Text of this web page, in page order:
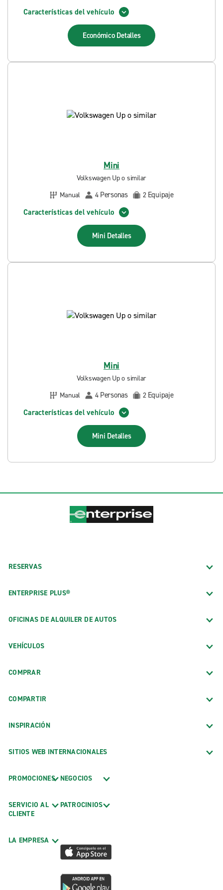
Características del vehículo
Económico Detalles
Mini
Volkswagen Up o similar
Manual
4 Personas 2 Equipaje
Características del vehículo
Mini Detalles
Mini
Volkswagen Up o similar
Manual
4 Personas 2 Equipaje
Características del vehículo
Mini Detalles
RESERVAS
ENTERPRISE PLUS®
OFICINAS DE ALQUILER DE AUTOS
VEHÍCULOS
COMPRAR
COMPARTIR
INSPIRACIÓN
SITIOS WEB INTERNACIONALES
PROMOCIONES
SERVICIO AL
CLIENTE
LA EMPRESA
NEGOCIOS
PATROCINIOS